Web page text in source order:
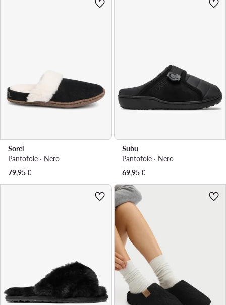
Sorel
Pantofole · Nero
79,95€
Subu
Pantofole · Nero
69,95€